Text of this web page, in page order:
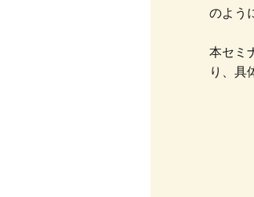
のよう
本セミ
り、具